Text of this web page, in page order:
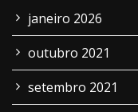
janeiro 2026
outubro 2021
setembro 2021